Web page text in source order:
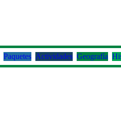
Paquetes Actividades Geografía